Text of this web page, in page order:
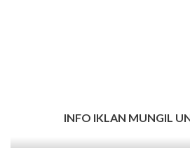
INFO IKLAN MUNGIL